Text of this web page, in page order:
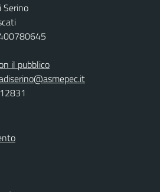
Serino
il pubblico